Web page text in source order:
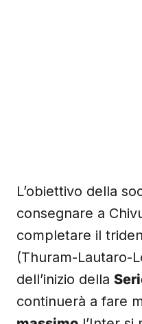
L’obiettivo della
consegnare a
completare il
(Thuram-Lautaro-
dell’inizio della
continuerà a fare